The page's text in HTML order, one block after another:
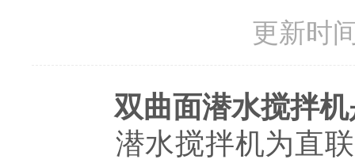
更新时
双曲面潜水搅拌
潜水搅拌机为直联